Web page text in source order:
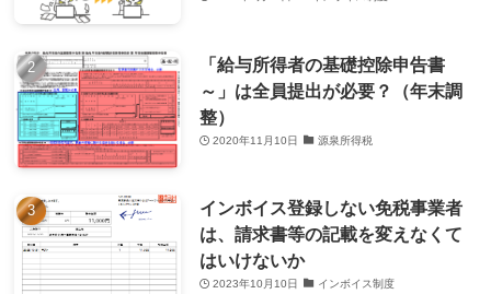
「給与所得者の基礎控除申告書
～」は全員提出が必要？（年末調
整）
2020年11月10日 源泉所得税
インボイス登録しない免税事業者
は、請求書等の記載を変えなくて
はいけないか
2023年10月10日 インボイス制度